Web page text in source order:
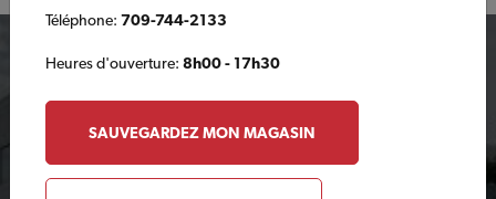
Téléphone: 709-744-2133
Heures d'ouverture: 8h00 - 17h30
SAUVEGARDEZ MON MAGASIN